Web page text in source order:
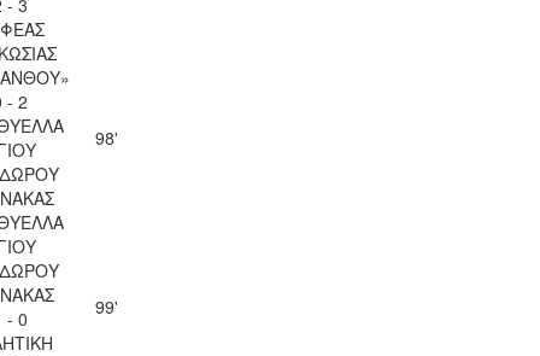
- 2
98'
- 0
99'